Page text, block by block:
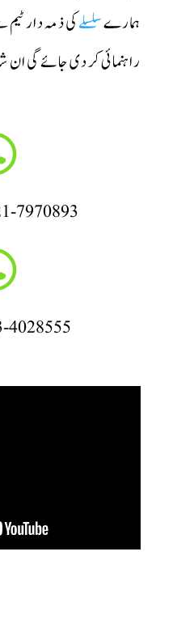
ہمارےسلسلےکی ذمہ دار
راہنمائی کر دی جائے گی ان
7970893
4028555